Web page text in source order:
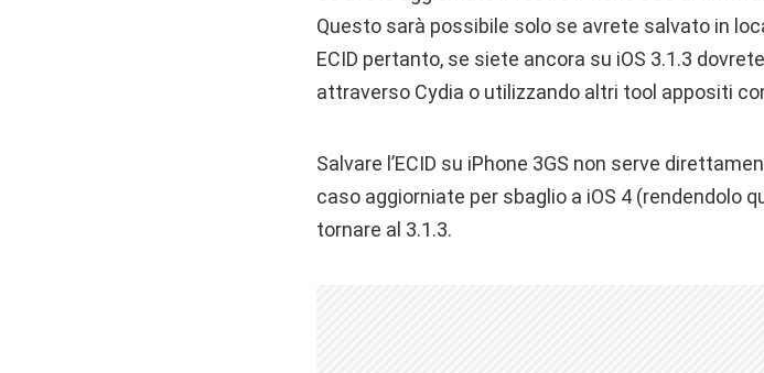
Questo sarà possibile solo se avrete salvato in
ECID pertanto, se siete ancora su iOS 3.1.3
attraverso Cydia o utilizzando altri tool appositi
Salvare l’ECID su iPhone 3GS non serve
caso aggiorniate per sbaglio a iOS 4 (rendendolo
tornare al 3.1.3.